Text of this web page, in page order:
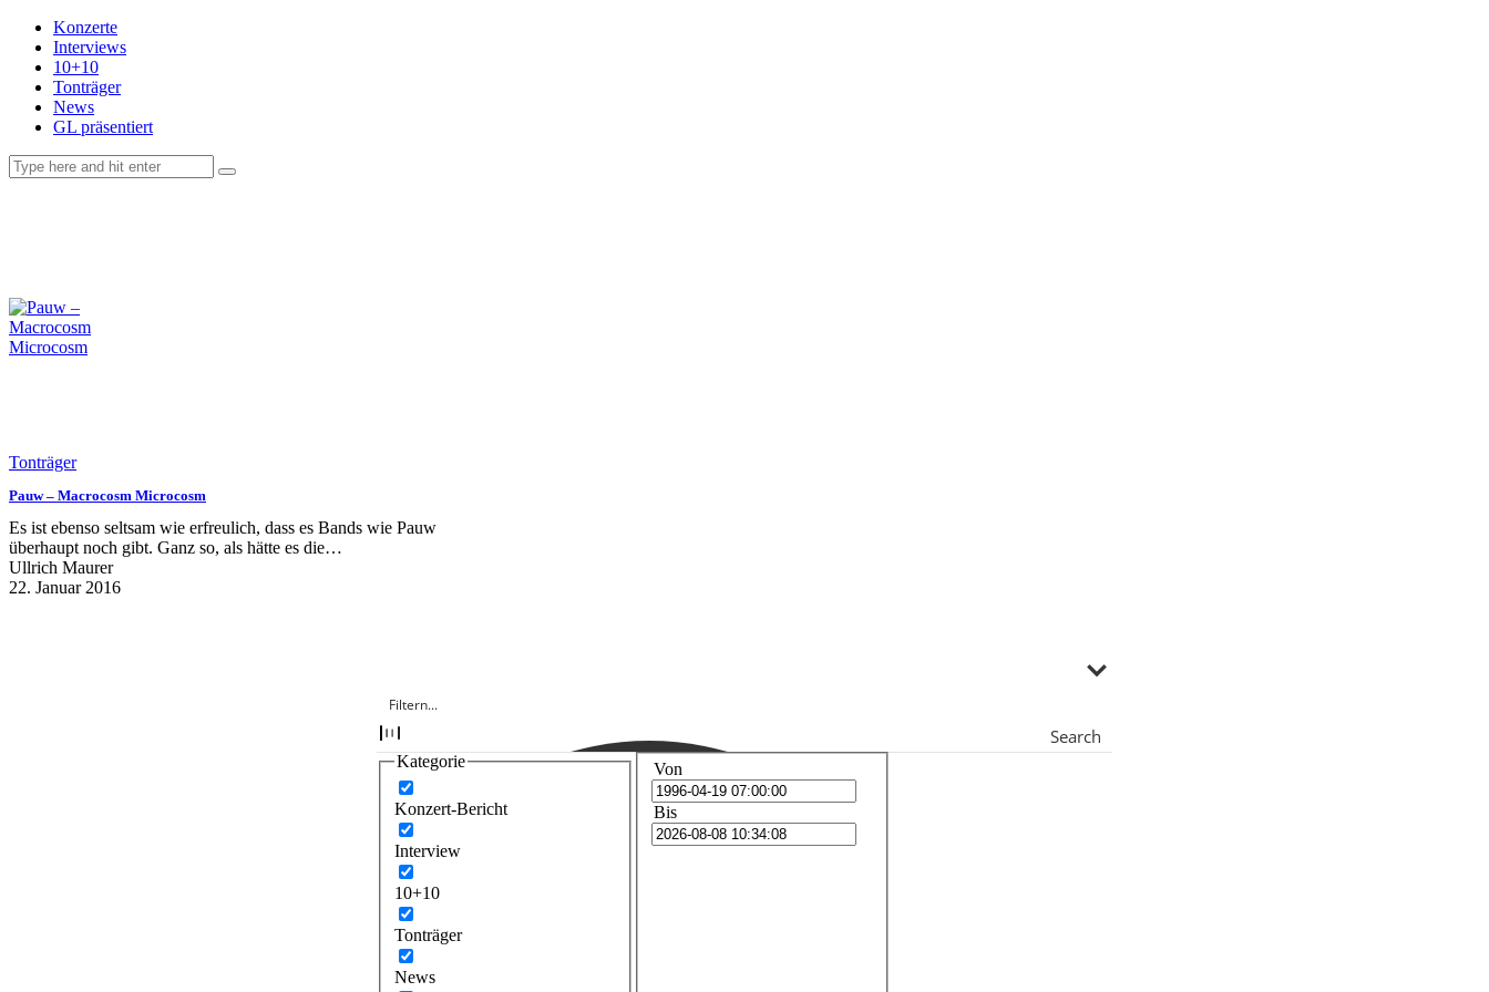
Konzerte
Interviews
10+10
Tonträger
News
GL präsentiert
Tonträger
Pauw – Macrocosm Microcosm
Es ist ebenso seltsam wie erfreulich, dass es Bands wie Pauw
überhaupt noch gibt. Ganz so, als hätte es die…
Ullrich Maurer
22. Januar 2016
Search
Kategorie
Konzert-Bericht
Interview
10+10
Tonträger
News
Von
Bis